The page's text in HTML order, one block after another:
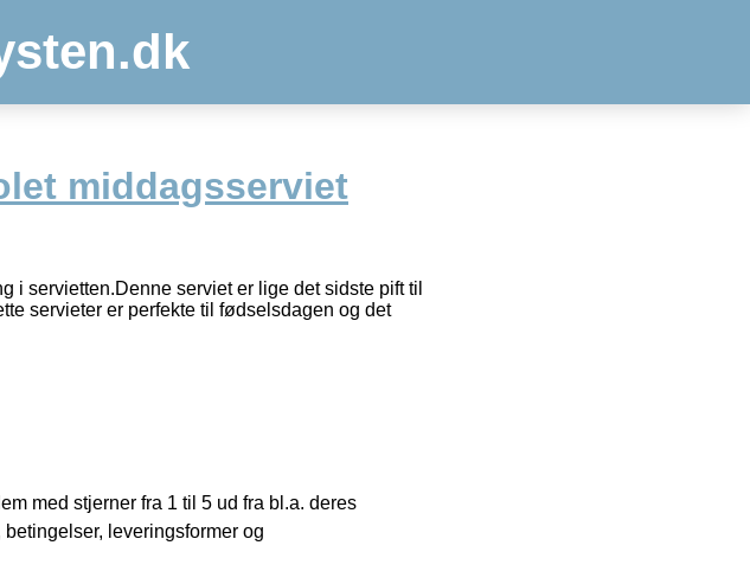
middagsserviet
i servietten.Denne serviet er lige det sidste pift til
servieter er perfekte til fødselsdagen og det
med stjerner fra 1 til 5 ud fra bl.a. deres
leveringsformer og